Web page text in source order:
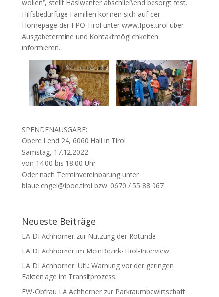
wollen“, stellt Haslwanter abschließend besorgt fest.
Hilfsbedürftige Familien können sich auf der
Homepage der FPÖ Tirol unter www.fpoe.tirol über
Ausgabetermine und Kontaktmöglichkeiten
informieren.
SPENDENAUSGABE:
Obere Lend 24, 6060 Hall in Tirol
Samstag, 17.12.2022
von 14.00 bis 18.00 Uhr
Oder nach Terminvereinbarung unter
blaue.engel@fpoe.tirol bzw. 0670 / 55 88 067
Neueste Beiträge
LA DI Achhorner zur Nutzung der Rotunde
LA DI Achhorner im MeinBezirk-Tirol-Interview
LA DI Achhorner: Utl.: Warnung vor der geringen
Faktenlage im Transitprozess.
FW-Obfrau LA Achhorner zur Parkraumbewirtschaft